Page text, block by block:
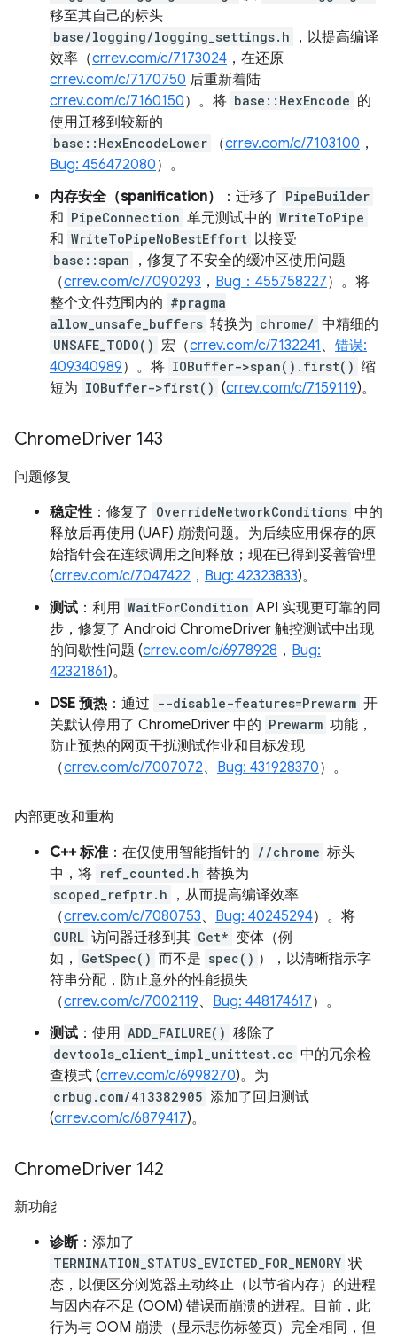
移至其自己的标头
base/logging/logging_settings.h
，以提高编译
效率（crrev.com/c/7173024 ，在还原
crrev.com/c/7170750 后重新着陆
crrev.com/c/7160150）。将 base::HexEncode 的
使用迁移到较新的
base::HexEncodeLower （crrev.com/c/7103100 ，
Bug: 456472080）。
内存安全（spanification）
：迁移了 PipeBuilder
和 PipeConnection 单元测试中的 WriteToPipe
和 WriteToPipeNoBestEffort 以接受
base::span
，修复了不安全的缓冲区使用问题
（crrev.com/c/7090293 ， Bug：455758227）。将
整个文件范围内的 #pragma
allow_unsafe_buffers 转换为 chrome/ 中精细的
UNSAFE_TODO() 宏（crrev.com/c/7132241 、 错误:
409340989）。将 IOBuffer->span().first() 缩
短为 IOBuffer->first() (crrev.com/c/7159119)。
ChromeDriver 143
问题修复
稳定性：修复了 OverrideNetworkConditions 中的
释放后再使用 (UAF) 崩溃问题。为后续应用保存的原
始指针会在连续调用之间释放；现在已得到妥善管理
(crrev.com/c/7047422 ， Bug: 42323833)。
测试 ：利用 WaitForCondition API 实现更可靠的同
步，修复了 Android ChromeDriver 触控测试中出现
的间歇性问题 (crrev.com/c/6978928 ， Bug:
42321861)。
DSE 预热 ：通过 --disable-features=Prewarm 开
关默认停用了 ChromeDriver 中的 Prewarm 功能，
防止预热的网页干扰测试作业和目标发现
（crrev.com/c/7007072、 Bug: 431928370）。
内部更改和重构
C++ 标准 ：在仅使用智能指针的 //chrome 标头
中，将 ref_counted.h 替换为
scoped_refptr.h
，从而提高编译效率
（crrev.com/c/7080753、 Bug: 40245294）。将
GURL 访问器迁移到其 Get* 变体（例
如，
GetSpec() 而不是 spec() ），以清晰指示字
符串分配，防止意外的性能损失
（crrev.com/c/7002119、 Bug: 448174617）。
测试 ：使用 ADD_FAILURE() 移除了
devtools_client_impl_unittest.cc 中的冗余检
查模式 (crrev.com/c/6998270)。为
crbug.com/413382905 添加了回归测试
(crrev.com/c/6879417)。
ChromeDriver 142
新功能
诊断：添加了
TERMINATION_STATUS_EVICTED_FOR_MEMORY 状
态，以便区分浏览器主动终止（以节省内存）的进程
与因内存不足 (OOM) 错误而崩溃的进程。目前，此
行为与 OOM 崩溃（显示悲伤标签页）完全相同，但